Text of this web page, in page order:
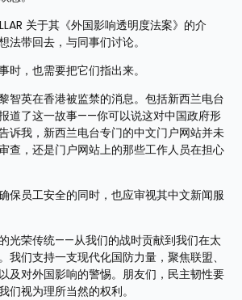
关于其《外国影响透明度法案》的介
法带回去，与同事们讨论。
时，也需要把它们指出来。
智英在香港被监禁的消息。包括新西兰电台
道了这一故事——你可以说这对中国政府形
诉我，新西兰电台专门的中文门户网站并未
查，还是门户网站上的那些工作人员在担心
保员工安全的同时，也应审视其中文新闻服
光荣传统——从我们的战时贡献到我们在太
我们支持一支现代化国防力量，聚焦联盟、
及对外国影响的警惕。朋友们，民主韧性要
们视为理所当然的权利。